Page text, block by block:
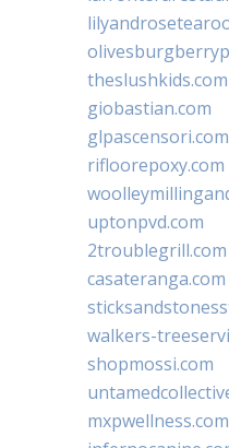
theslushkids.com
giobastian.com
glpascensori.com
rifloorepoxy.com
uptonpvd.com
2troublegrill.com
casateranga.com
walkers-
shopmossi.com
mxpwellness.com